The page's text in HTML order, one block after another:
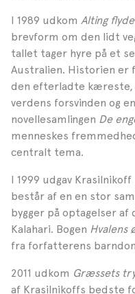
I 1989 udkom Alting
brevform om den lidt
tallet tager hyre på et
Australien. Historien er
den efterladte kæreste,
verdens forsvinden og
novellesamlingen De
menneskes
centralt tema.
I 1999 udgav
består af en en stor
bygger på optagelser af
Kalahari. Bogen Hvalens
fra forfatterens
2011 udkom Græssets
af Krasilnikoffs bedste